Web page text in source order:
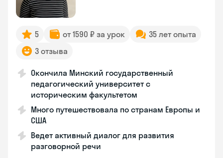
5 от 1590 ₽ за урок
35 лет опыта
3 отзыва
Окончила Минский государственный
педагогический университет с
историческим факультетом
Много путешествовала по странам Европы и
США
Ведет активный диалог для развития
разговорной речи